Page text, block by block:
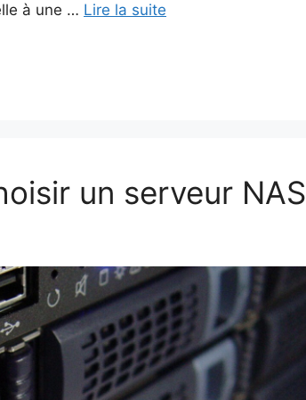
à une … Lire la suite
un serveur NAS